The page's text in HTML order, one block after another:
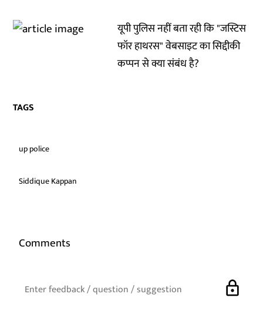
यूपी पुलिस नहीं बता रही कि "जस्टिस
फॉर हाथरस" वेबसाइट का सिद्दीकी
कप्पन से क्या संबंध है?
TAGS
up police
Siddique Kappan
Comments
lock